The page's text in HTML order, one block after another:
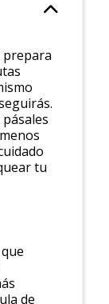
prepara
tu
de